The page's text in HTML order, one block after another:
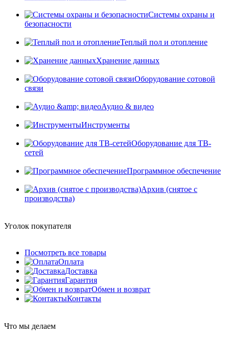
Системы охраны и
безопасности
Теплый пол и отопление
Хранение данных
Оборудование сотовой
связи
Аудио & видео
Инструменты
Оборудование для ТВ-
сетей
Программное обеспечение
Архив (снятое с
производства)
Уголок покупателя
Посмотреть все товары
Оплата
Доставка
Гарантия
Обмен и возврат
Контакты
Что мы делаем